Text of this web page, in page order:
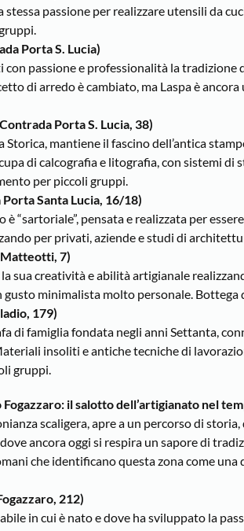
stessa passione per realizzare utensili da
Porta S. Lucia)
passione e professionalità la
di arredo è cambiato, ma Laspa è
Porta S. Lucia, 38)
Storica, mantiene il fascino dell’antica
di calcografia e litografia, con sistemi
per piccoli gruppi.
Santa Lucia, 16/18)
“sartoriale”, pensata e realizzata per
per privati, aziende e studi di
7)
sua creatività e abilità artigianale
minimalista molto personale.
179)
di famiglia fondata negli anni Settanta,
insoliti e antiche tecniche di
gruppi.
Fogazzaro: il salotto dell’artigianato nel
scaligera, apre a un percorso di
ancora oggi si respira un sapore di
che identificano questa zona come una
212)
in cui è nato e dove ha sviluppato la